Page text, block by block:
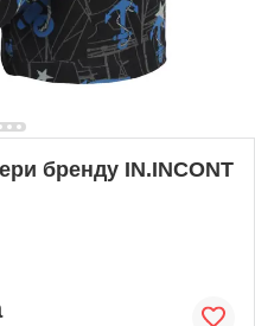
бренду IN.INCONT